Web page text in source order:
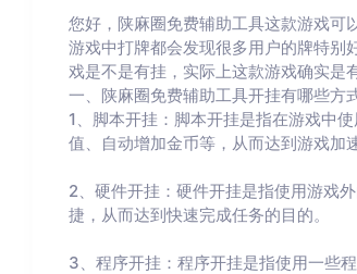
您好，陕麻圈免费辅助工具这款游戏可
游戏中打牌都会发现很多用户的牌特别
戏是不是有挂，实际上这款游戏确实是
一、陕麻圈免费辅助工具开挂有哪些方
1、脚本开挂：脚本开挂是指在游戏中
值、自动增加金币等，从而达到游戏加
2、硬件开挂：硬件开挂是指使用游戏
捷，从而达到快速完成任务的目的。
3、程序开挂：程序开挂是指使用一些